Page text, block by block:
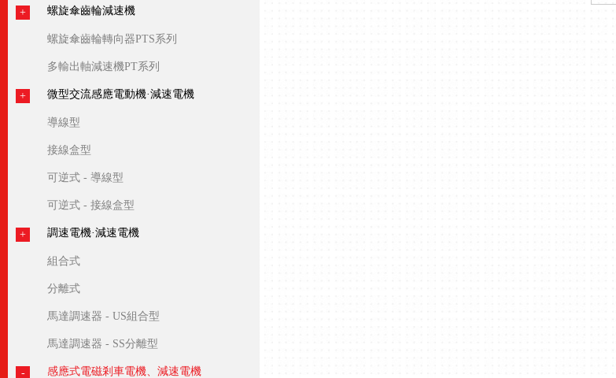
螺旋傘齒輪減速機
螺旋傘齒輪轉向器PTS系列
多輸出軸減速機PT系列
微型交流感應電動機·減速電機
導線型
接線盒型
可逆式 - 導線型
可逆式 - 接線盒型
調速電機·減速電機
組合式
分離式
馬達調速器 - US組合型
馬達調速器 - SS分離型
感應式電磁剎車電機、減速電機